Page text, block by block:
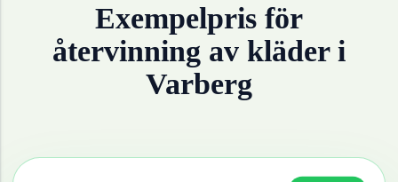
Exempelpris för
återvinning av kläderi
Varberg